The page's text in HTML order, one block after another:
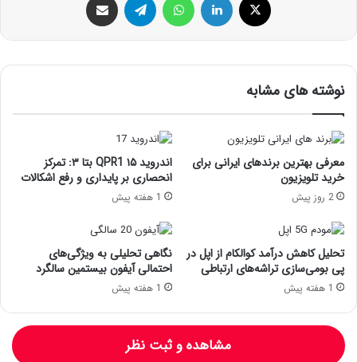
نوشته های مشابه
معرفی بهترین برندهای ایرانی برای
خرید تلویزیون
2 روز پیش
اندروید ۱۵ QPR1 بتا ۳: تمرکز
انحصاری بر پایداری و رفع اشکالات
1 هفته پیش
تحلیل کاهش درآمد کوالکام از اپل در
پی بومی‌سازی تراشه‌های ارتباطی
1 هفته پیش
نگاهی تحلیلی به ویژگی‌های
احتمالی آیفون بیستمین سالگرد
1 هفته پیش
مشاهده و ثبت نظر